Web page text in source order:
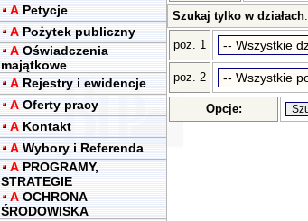
A Petycje
A Pożytek publiczny
A Oświadczenia
majątkowe
A Rejestry i ewidencje
A Oferty pracy
A Kontakt
A Wybory i Referenda
A PROGRAMY,
STRATEGIE
A OCHRONA
ŚRODOWISKA
Szukaj tylko w działach:
poz. 1
poz. 2
Opcje: